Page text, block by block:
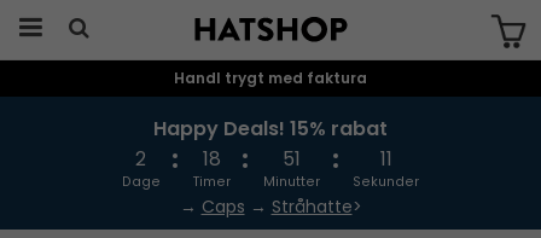
Produktet er blevet tilføjet til din
Handl trygt med faktura
Happy Deals! 15% rabat
2
Dage
18
Timer
51
Minutter
10
Sekunder
→ Caps → Stråhatte>